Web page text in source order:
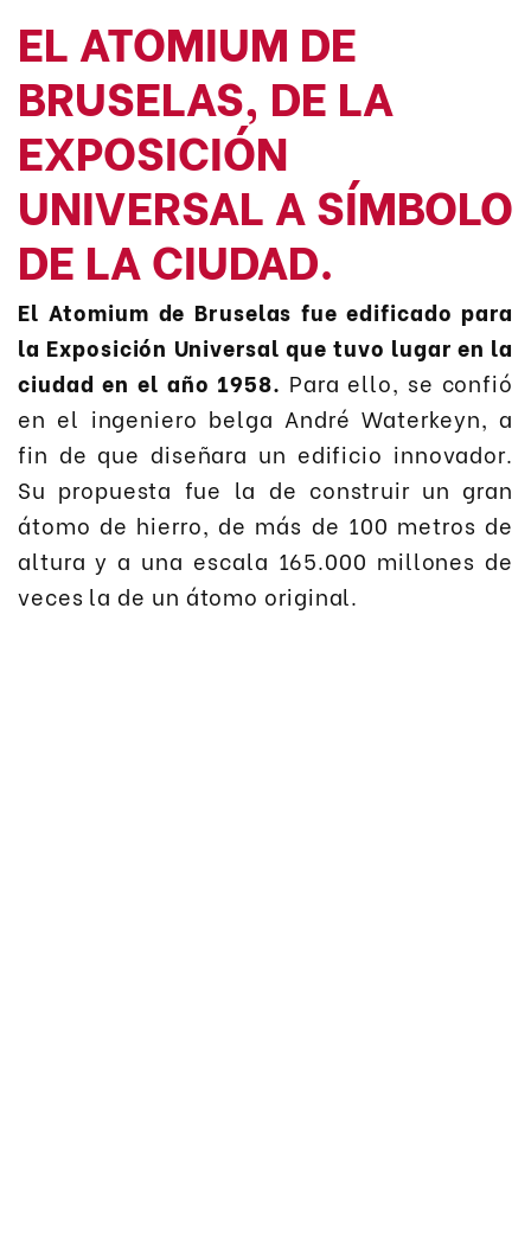
EL ATOMIUM DE
BRUSELAS, DE LA
EXPOSICIÓN
UNIVERSAL A SÍMBOLO
DE LA CIUDAD.
El Atomium de Bruselas fue edificado para
la Exposición Universal que tuvo lugar en la
ciudad en el año 1958. Para ello, se confió
en el ingeniero belga André Waterkeyn, a
fin de que diseñara un edificio innovador.
Su propuesta fue la de construir un gran
átomo de hierro, de más de 100 metros de
altura y a una escala 165.000 millones de
veces la de un átomo original.